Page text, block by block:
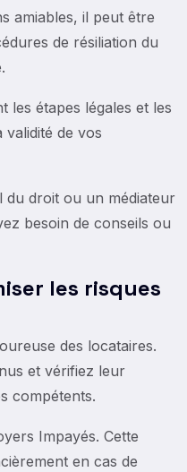
amiables, il peut être
de résiliation du
les étapes légales et les
de vos
droit ou un médiateur
besoin de conseils ou
les risques
des locataires.
et vérifiez leur
compétents.
Impayés. Cette
en cas de